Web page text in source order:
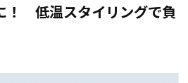
！ 低温スタイリングで負